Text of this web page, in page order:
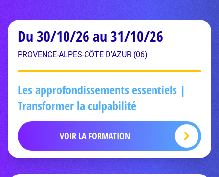
Du 30/10/26 au 31/10/26
PROVENCE-ALPES-CÔTE D'AZUR (06)
Les approfondissements essentiels |
Transformer la culpabilité
VOIR LA FORMATION